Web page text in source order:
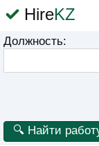
HireKZ
Должность: